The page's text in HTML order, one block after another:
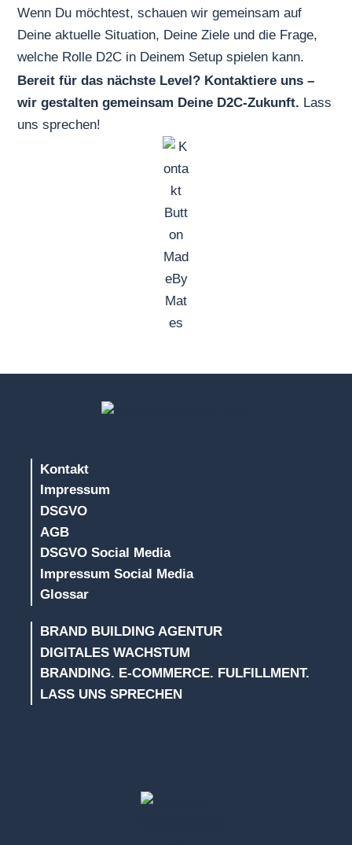
Wenn Du möchtest, schauen wir gemeinsam auf
Deine aktuelle Situation, Deine Ziele und die Frage,
welche Rolle D2C in Deinem Setup spielen kann.
Bereit für das nächste Level? Kontaktiere uns –
wir gestalten gemeinsam Deine D2C-Zukunft. Lass
uns sprechen!
Kontakt
Impressum
DSGVO
AGB
DSGVO Social Media
Impressum Social Media
Glossar
BRAND BUILDING AGENTUR
DIGITALES WACHSTUM
BRANDING. E-COMMERCE. FULFILLMENT.
LASS UNS SPRECHEN